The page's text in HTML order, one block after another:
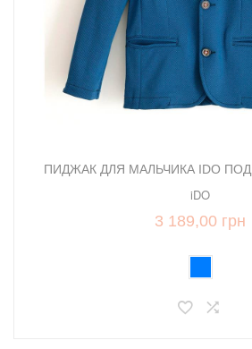
ПИДЖАК ДЛЯ МАЛЬЧИКА IDO
iDO
3 189,00 грн